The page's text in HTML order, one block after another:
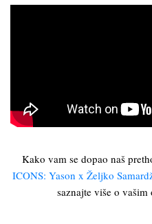
Kako vam se dopao naš
ICONS: Yason x Željko
saznajte više o